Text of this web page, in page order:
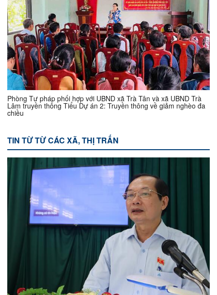
Phòng Tư pháp phối hợp với UBND xã Trà Tân và xã UBND Trà
Lâm truyền thông Tiểu Dự án 2: Truyền thông về giảm nghèo đa
chiều
TIN TỪ TỪ CÁC XÃ, THỊ TRẤN